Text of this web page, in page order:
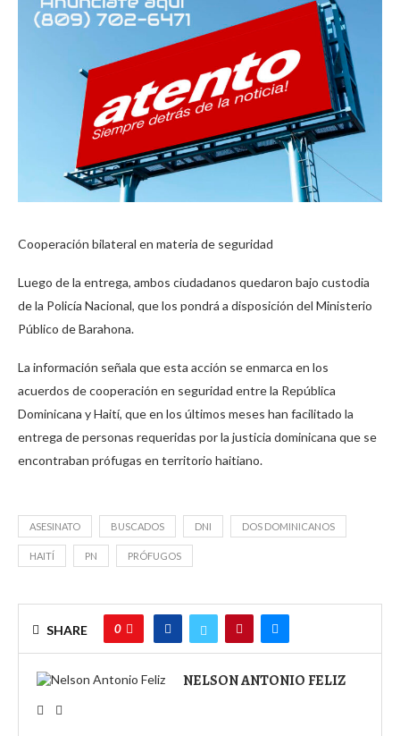
Cooperación bilateral en materia de seguridad
Luego de la entrega, ambos ciudadanos quedaron bajo custodia
de la Policía Nacional, que los pondrá a disposición del Ministerio
Público de Barahona.
La información señala que esta acción se enmarca en los
acuerdos de cooperación en seguridad entre la República
Dominicana y Haití, que en los últimos meses han facilitado la
entrega de personas requeridas por la justicia dominicana que se
encontraban prófugas en territorio haitiano.
ASESINATO BUSCADOS DNI DOS DOMINICANOS
HAITÍ PN PRÓFUGOS
SHARE 0
NELSON ANTONIO FELIZ